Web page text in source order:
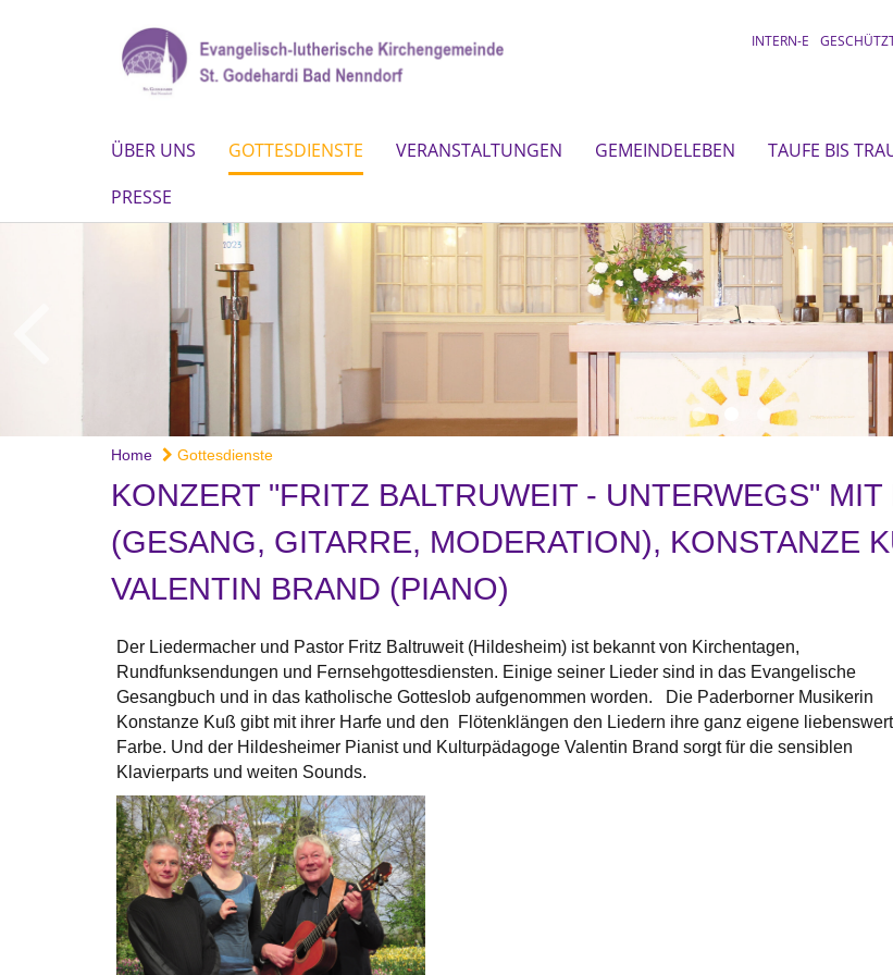
INTERN-E
ÜBER UNS GOTTESDIENSTE VERANSTALTUNGEN GEMEINDELEBEN TAUFE BIS
PRESSE
Home Gottesdienste
KONZERT "FRITZ BALTRUWEIT - UNTERWEGS"
(GESANG, GITARRE, MODERATION), KONSTANZE
ALENTIN BRAND (PIANO)
Der Liedermacher und Pastor Fritz Baltruweit (Hildesheim) ist bekannt von Kirchentagen,
Rundfunksendungen und Fernsehgottesdiensten. Einige seiner Lieder sind in das Evangelische
Gesangbuch und in das katholische Gotteslob aufgenommen worden. Die Paderborner Musikerin
Konstanze Kuß gibt mit ihrer Harfe und den Flötenklängen den Liedern ihre ganz eigene
Farbe. Und der Hildesheimer Pianist und Kulturpädagoge Valentin Brand sorgt für die sensiblen
Klavierparts und weiten Sounds.